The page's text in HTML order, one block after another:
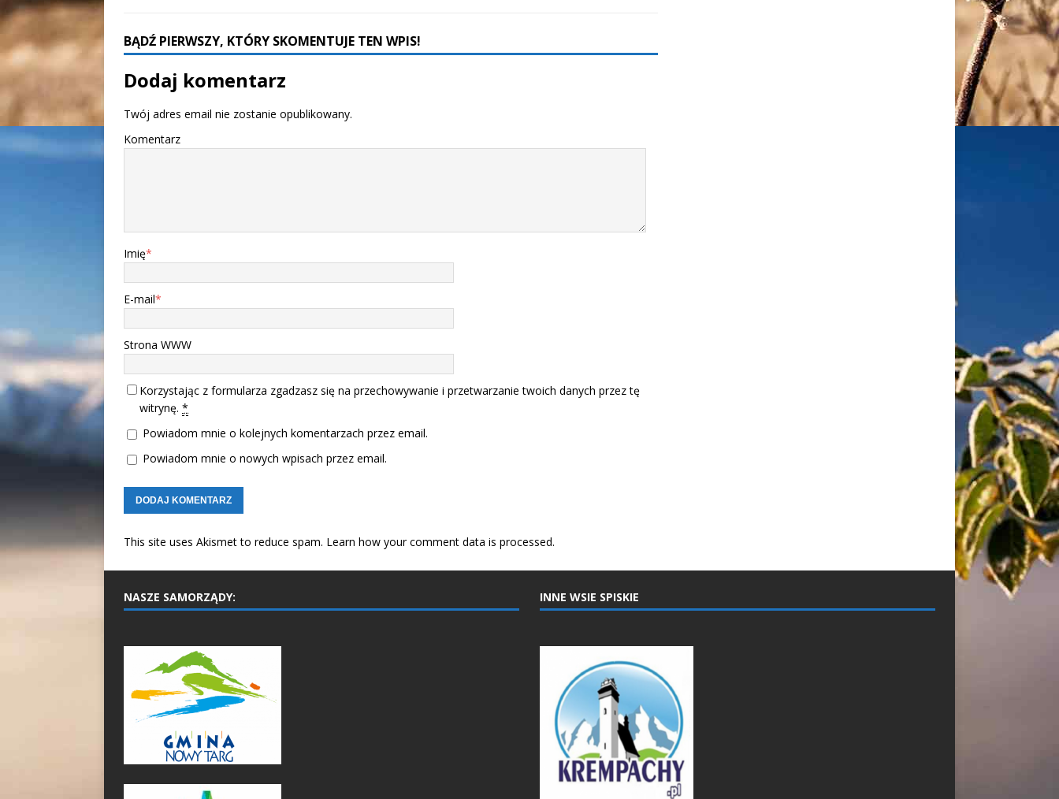
BĄDŹ PIERWSZY, KTÓRY SKOMENTUJE TEN WPIS!
Dodaj komentarz
Twój adres email nie zostanie opublikowany.
Komentarz
Imię*
E-mail*
Strona WWW
Korzystając z formularza zgadzasz się na przechowywanie i przetwarzanie twoich danych przez tę
witrynę. *
Powiadom mnie o kolejnych komentarzach przez email.
Powiadom mnie o nowych wpisach przez email.
This site uses Akismet to reduce spam. Learn how your comment data is processed.
NASZE SAMORZĄDY: INNE WSIE SPISKIE